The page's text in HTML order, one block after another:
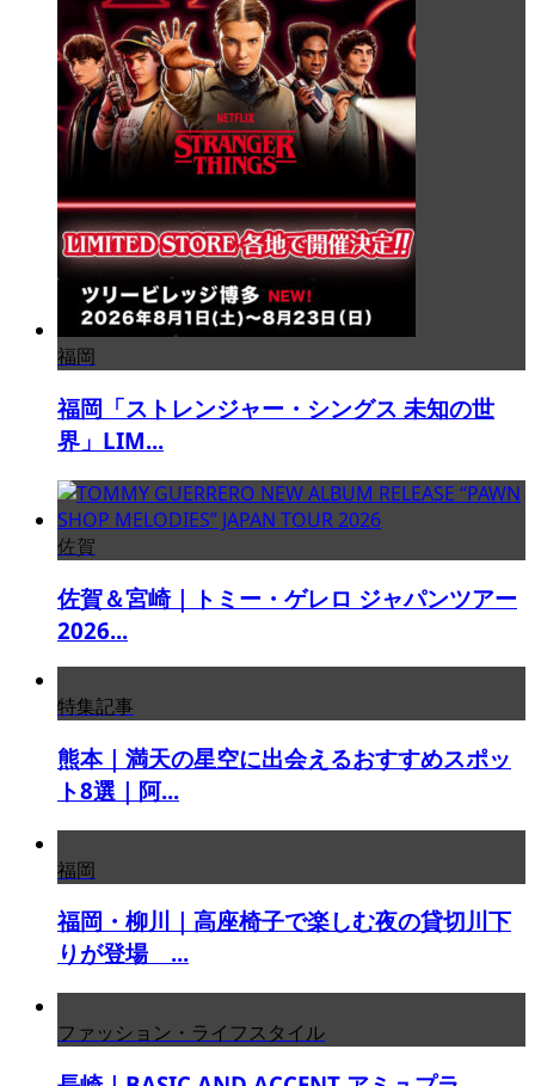
福岡
福岡「ストレンジャー・シングス 未知の世
界」LIM...
佐賀
佐賀＆宮崎｜トミー・ゲレロ ジャパンツアー
2026...
特集記事
熊本｜満天の星空に出会えるおすすめスポッ
ト8選｜阿...
福岡
福岡・柳川｜高座椅子で楽しむ夜の貸切川下
りが登場 ...
ファッション・ライフスタイル